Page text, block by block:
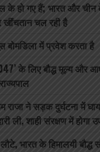
के हो गए हैं; भारत और चीन
चल रही है
बोमडिला में प्रवेश करता है
के लिए बौद्ध मूल्य और
राजा ने सड़क दुर्घटना में
ली, शाही संरक्षण में होगा
भारत के हिमालयी